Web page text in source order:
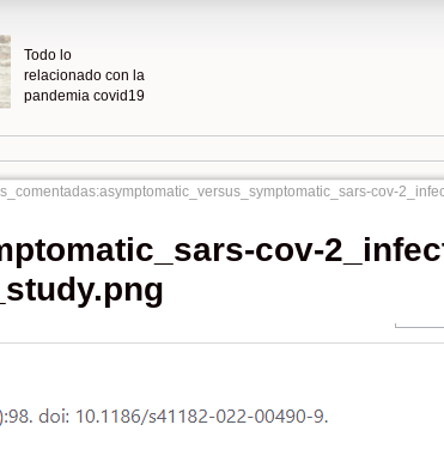
Todo lo
relacionado con la
pandemia covid19
cov-
cov-